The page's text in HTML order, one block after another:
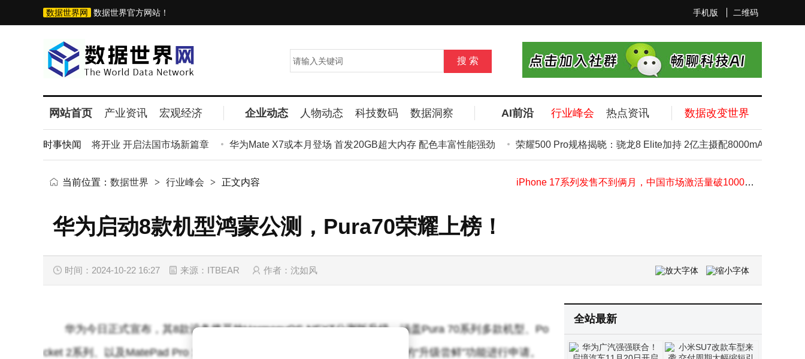
手机版 二维码
数据世界网 数据世界官方网站！
网站首页 产业资讯 宏观经济 企业动态 人物动态 科技数码 数据洞察 AI前沿 行业峰会 热点资讯 数据改变世界
时事快闻
首家直营门店即将开业 开启法国市场新篇章 华为Mate X7或本月登场 首发20GB超大内存 配色丰富性能强劲 荣耀500 Pro规格揭晓：骁龙8 Elite加持 2亿主摄配8000mAh大电池
iPhone 17系列中国市场激活量破千万 性能升级受消费者青睐
vivo S50系列12月将至：S50 Pro mini紧凑旗舰，S50配望远镜后摄
谷歌入局私有AI计算：融合云端与端侧AI，隐私保护或成行业新标杆
iPhone18系列配置大揭秘：2亿像素主摄、自研5G基带C2，还有哪些惊喜？
iPhone 17系列中国市场激活量破千万 性能升级受消费者青睐
当前位置： 数据世界 > 行业峰会 > 正文内容
华为启动8款机型鸿蒙公测，Pura70荣耀上榜！
时间：2024-10-22 16:27 来源：ITBEAR 作者：沈如风
华为今日正式宣布，其8款设备将开放HarmonyOS NEXT公测版升级，涵盖Pura 70系列多款机型、Po
cket 2系列、以及MatePad Pro 11英寸2024款。用户可通过“我的华为”App内的“升级尝鲜”功能进行申请。
全站最新